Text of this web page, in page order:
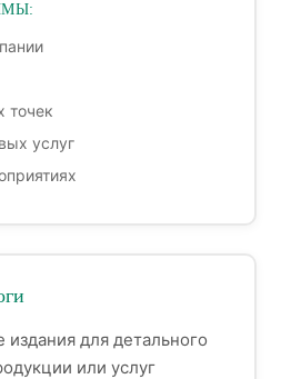
точек
услуг
для детального
или услуг